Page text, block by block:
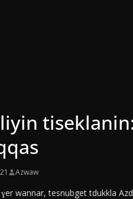
Azwaw
ɣer wannar, tesnubget tdukkla